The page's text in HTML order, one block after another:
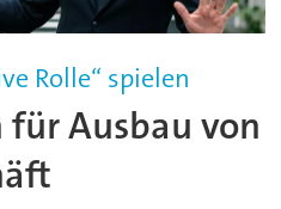
Rolle“ spielen
Ausbau von